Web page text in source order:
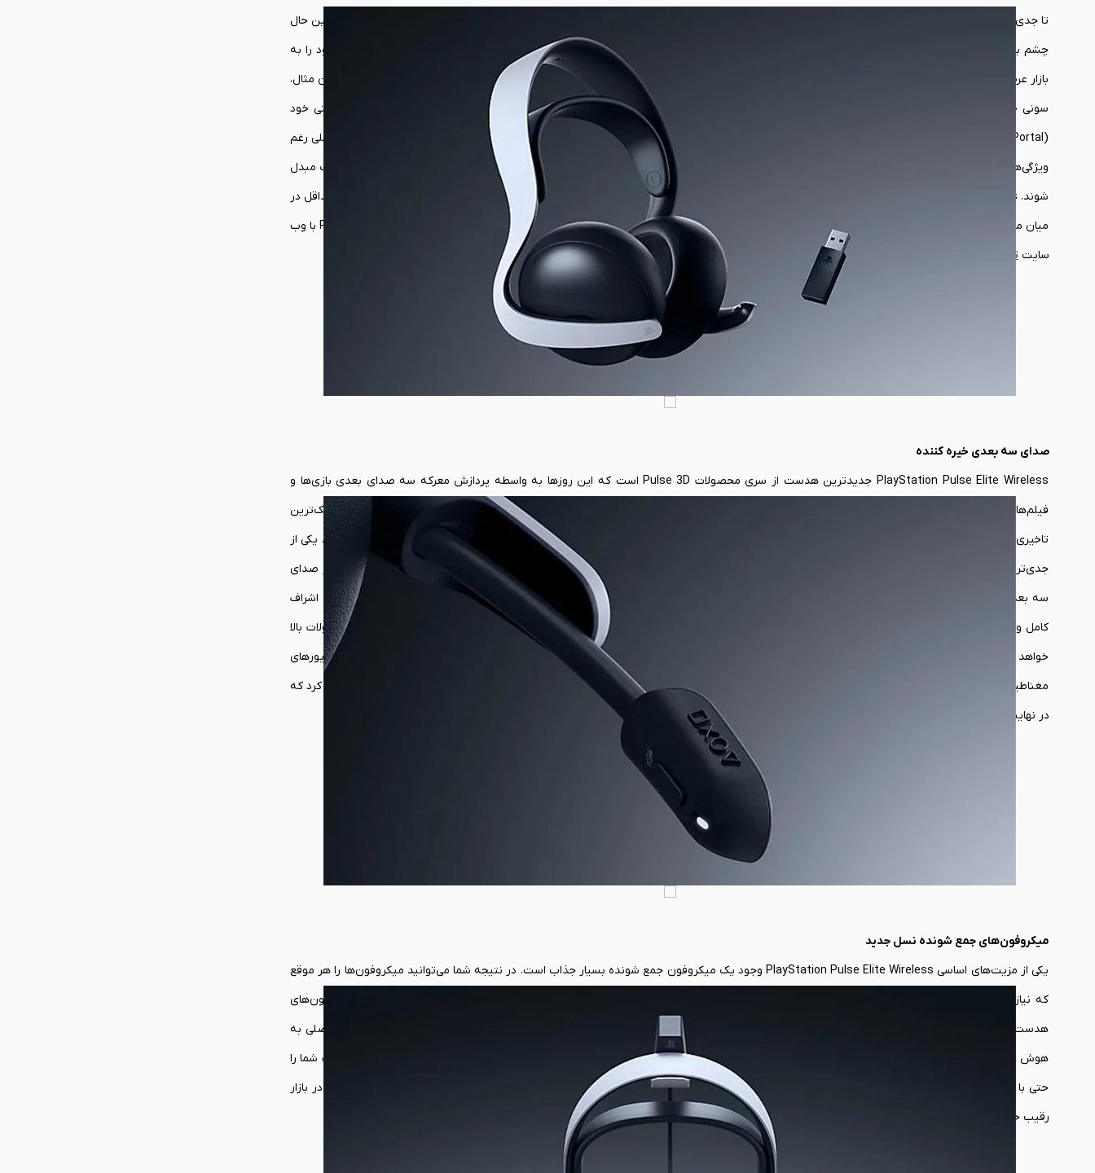
تا جدی‌تر از همیشه به حوزه سخت افزارهای جانبی گیمینگ ورود کند. بازاری پرسود و بسیار وسوسه کننده که این روزها حسابی هم رقابتی شده است. با این حال
چشم بادامی‌ها جانب احتیاط را در طراحی و عرضه محصولاتش رعایت می‌کرد. بی‌گدار به آب نمی‌زد و صرفاً چند محصول مناسب که از فروشش مطمئن بود را به
بازار عرضه نمود. اما تا به این جای کار که نسل نهم کنسول‌های گیمینگ شروع شده‌اند، چنین فعالیتی دامنه و وسعت بیشتری به خود گرفته است. به عنوان مثال،
سونی خیلی زودتر از آن چیزی که فکرش را می‌کردیم مدل اسلیم PS5 را معرفی کرد. از آن طرف حتی پایش را فراتر گذاشت و مدل جدید کنسول دستی خود
(PlayStation Portal) که وابسته به قدرت سخت افزاری PS5 بود را به بازار عرضه کرد. در میان معرفی این محصولات جدید، اما کالاهایی وجود داشتند که علی رغم
ویژگی‌های معرکه‌شان چندان با اقبال عمومی همراه نبودند. با این حال عرضه موفقیت آمیزشان باعث شد تا بار دیگر به بحث داغ محافل و رسانه‌های گیمینگ مبدل
شوند. PlayStation Pulse Elite Wireless یکی از همین موارد است. هدستی که دقیقاً برای پلی استیشن 5 ساخته شده است و کیفیتی که ارائه می‌دهد حداقل در
میان محصولات عرضه شده امسال رقیب ندارد. برای بررسی بیشتر و اطمینان از خرید هدست بی سیم پلی استیشن پالس الیت PS5 PULSE Elite wireless با وب
سایت تک سیرو
صدای سه بعدی خیره کننده
PlayStation Pulse Elite Wireless جدیدترین هدست از سری محصولات Pulse 3D است که این روزها به واسطه پردازش معرکه سه صدای بعدی بازی‌ها و
فیلم‌ها شناخته می‌شود. فناوری جدید PlayStation Link که یک استاندارد جدید اتصال صوتی بی سیم است می‌تواند صداها را در کسری از ثانیه با کوچک‌ترین
تاخیری منتقل کند. به هر حال محصولی که با لایسنس رسمی و توسط خود سونی به بازار عرضه می‌شود، از اجر و قرب به مراتب بیشتری هم برخوردار است. یکی از
جدی‌ترین و مهم‌ترین برنامه‌های سونی برای نسل نهم، استفاده از المان‌های صدای سه بعدی بود. حتی کنترلرهای پلی استیشن 5 هم قابلیت پشتیبانی از صدای
سه بعدی را هم دارند. حالا تصورش را بکنید که سونی یک
اختصاصی و منحصر به فرد 3D را تخصصاً برای این ویژگی ساخته است. در نتیجه یک اشراف
کامل و واقع گرایانه بر روی صداهای محیط خواهید داشت. چنین موردی علاوه بر بالا بردن ارزش‌های تجربه یک بازی، حتی کیفیت فنی شما را در محصولات بالا
خواهد برد. طبیعتاً وقتی که بتوانید جزئیات محیط را با یک مکان نمایی دقیق بدانید، می‌تواند بر روی عملکرد شما هم تاثیر بگذارد. گذشته از این مورد، درایورهای
مغناطیسی مسطح این هدست می‌تواند در فرکانس‌های پایین صداها را شناسایی کرده و تقویت کند. در نتیجه شما یک باس قوی و عمیق دریافت خواهید کرد که
در نهایت می‌تواند یک تجربه سه بعدی و واقع گرایانه را به شما هدیه بدهد.
میکروفون‌های جمع شونده نسل جدید
یکی از مزیت‌های اساسی PlayStation Pulse Elite Wireless وجود یک میکروفون جمع شونده بسیار جذاب است. در نتیجه شما می‌توانید میکروفون‌‌ها را هر موقع
که نیازی به آن نداشتید، جمع کنید. البته این تنها مزیت میکروفون بوم هدست نیست. مطمئناً شما هم به این موضوع واقف هستید که میکروفون‌های
هدست‌های پیشرفته و فنی امروزی، علی رغم پیشرفت‌ها همچنان در زمینه حذف نویز لنگ می‌زنند. سونی چاره این کار را پیدا کرده و برای حل چنین معضلی به
هوش مصنوعی متوسل شده است. در نتیجه PlayStation Pulse Elite Wireless می‌تواند به واسطه هوش مصنوعی تمامی نویزها و صداهای مزاحم اطراف شما را
حتی با کوچک‌ترین فرکانسی که دارند، شناسایی کرده و حذف کند. در نتیجه واضح ترین صدای ممکن از شما شنیده خواه شد که حداقل تا به این جای کار در بازار
رقیب خاصی هم ندارد. چه بسا بتوان این ویژگی‌ را از برگ برنده‌های هدست جدید سونی دانست.